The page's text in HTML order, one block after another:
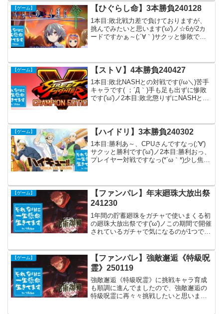
有ないので補充したい( ﾟДﾟ)■クリスマ
ス...
【ゲーム】 【ひぐらし命】3本勝負240128
1本目:敗北戦力差で負けておりますが、
挑んでみたいと思います('ω')ノ☆6が2カ
ードですかぁ～(;´∀｀)サクッと惨敗です
【ゲーム】 【ストⅤ】4本勝負240427
1本目:敗北NASHとの対戦です(/ω＼)苦手
キャラです( ；´Д｀)手も足も出ずに惨敗
です('ω')ノ2本目:敗北懲りずにNASHとの
´)...
【ゲーム】 【ハイドリ】3本勝負240302
1本目:勝利あ～、CPUさんですなっ(;'∀')
サクッと勝利です('ω')ノ2本目:勝利おっ、
プレイヤー対戦ですなっ(*´ω｀*)少し焦っ
目:勝利ん～、...
【ゲーム】
【ファンパレ】年末廻珠大放出祭
241230
1年間の貯蓄廻珠をガチャで使いまくる初
の廻珠大放出祭です('ω')ノこの期間で開催
されているガチャで気になるのが1つで
廻珠が61255個！！('ω')夏頃...
【ゲーム】
【ファンパレ】強敵邂逅《特級呪
霊》250119
強敵邂逅《特級呪霊》に挑戦キャラ育成
も順調に進んでましたので、強敵邂逅の
特級呪霊に再々々挑戦したいと思います(